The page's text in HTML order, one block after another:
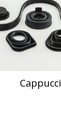
Cappucci